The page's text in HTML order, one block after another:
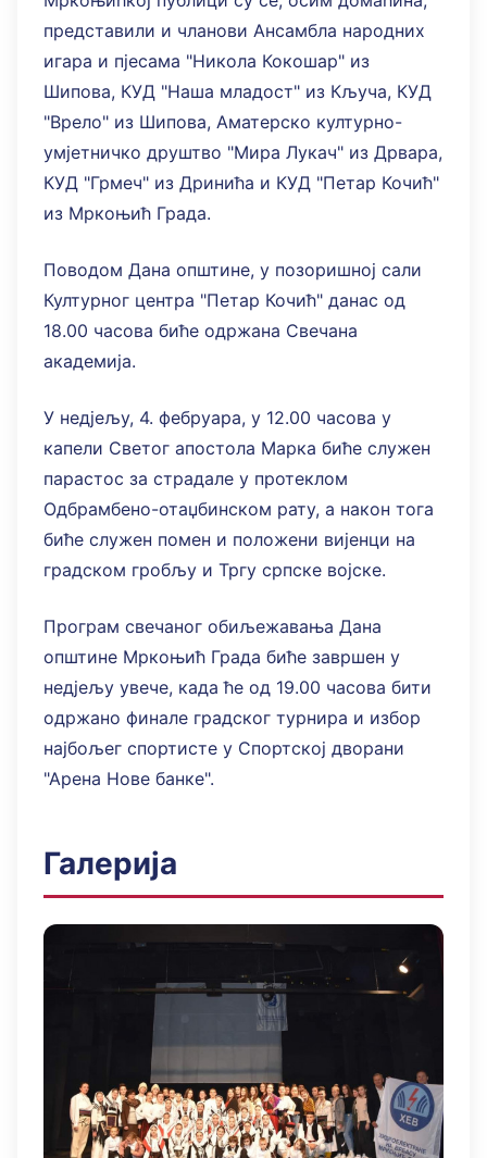
представили и чланови Ансамбла народних
игара и пјесама "Никола Кокошар" из
Шипова, КУД "Наша младост" из Кључа, КУД
"Врело" из Шипова, Аматерско културно-
умјетничко друштво "Мира Лукач" из Дрвара,
КУД "Грмеч" из Дринића и КУД "Петар Кочић"
из Мркоњић Града.
Поводом Дана општине, у позоришној сали
Културног центра "Петар Кочић" данас од
18.00 часова биће одржана Свечана
академија.
У недјељу, 4. фебруара, у 12.00 часова у
капели Светог апостола Марка биће служен
парастос за страдале у протеклом
Одбрамбено-отаџбинском рату, а након тога
биће служен помен и положени вијенци на
градском гробљу и Тргу српске војске.
Програм свечаног обиљежавања Дана
општине Мркоњић Града биће завршен у
недјељу увече, када ће од 19.00 часова бити
одржано финале градског турнира и избор
најбољег спортисте у Спортској дворани
"Арена Нове банке".
Галерија